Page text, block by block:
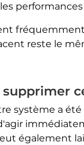
reste le
système a
également